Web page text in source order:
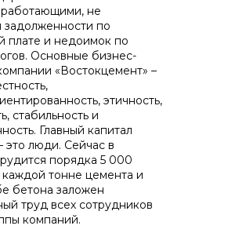
50 50
работающими, не
по
плате и недоимок по
Основные бизнес-
«Востокцемент» –
этичность,
стабильность и
Главный капитал
это люди. Сейчас в
порядка 5 000
тонне цемента и
бетона заложен
труд всех сотрудников
компаний.